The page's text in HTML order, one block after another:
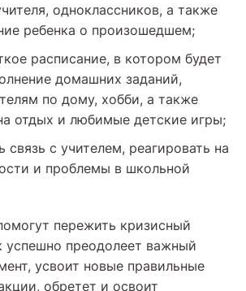
одноклассников, а также
ребенка о произошедшем;
расписание, в котором будет
домашних заданий,
по дому, хобби, а также
отдых и любимые детские игры;
связь с учителем, реагировать на
и проблемы в школьной
пережить кризисный
успешно преодолеет важный
усвоит новые правильные
обретет и освоит